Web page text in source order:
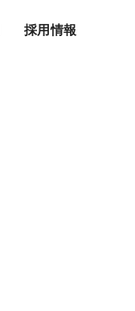
採用情報